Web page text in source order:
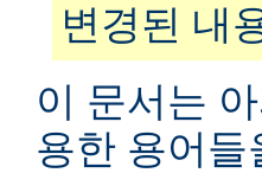
변경된 내
이 문서는
용한 용어들